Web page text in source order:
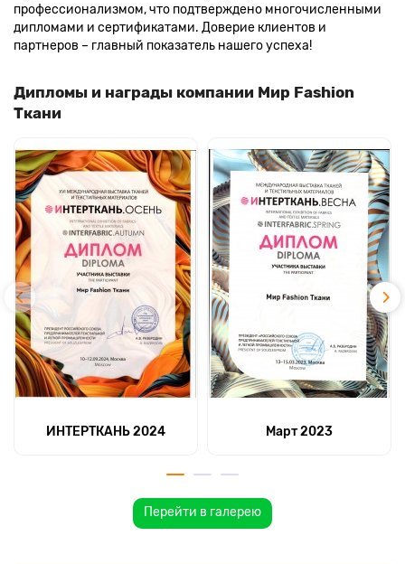
профессионализмом, что подтверждено многочисленными
дипломами и сертификатами. Доверие клиентов и
партнеров – главный показатель нашего успеха!
Дипломы и награды компании Мир Fashion
Ткани
ИНТЕРТКАНЬ 2024 Март 2023
Перейти в галерею